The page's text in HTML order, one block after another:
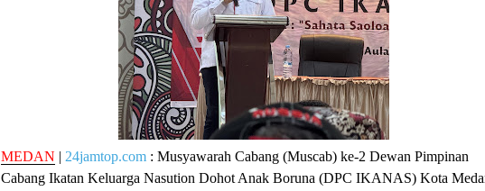
MEDAN | 24jamtop.com : Musyawarah Cabang (Muscab) ke-2 Dewan Pimpinan
Cabang Ikatan Keluarga Nasution Dohot Anak Boruna (DPC IKANAS) Kota